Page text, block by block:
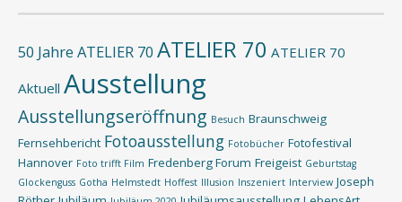
50 Jahre ATELIER 70 ATELIER 70 ATELIER 70
Aktuell Ausstellung
Ausstellungseröffnung Besuch Braunschweig
Fernsehbericht Fotoausstellung Fotobücher Fotofestival
Hannover Foto trifft Film Fredenberg Forum Freigeist Geburtstag
Glockenguss Gotha Helmstedt Hoffest Illusion Inszeniert Interview Joseph